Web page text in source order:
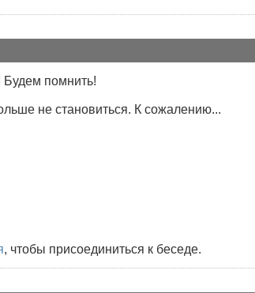
помнить!
не становиться. К сожалению...
, чтобы присоединиться к беседе.